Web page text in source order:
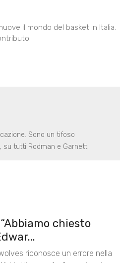
il mondo del basket in Italia.
Sono un tifoso
su tutti Rodman e Garnett
chiesto
riconosce un errore nella